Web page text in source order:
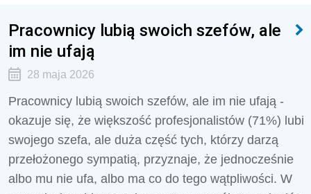
Pracownicy lubią swoich szefów, ale
im nie ufają
28 maja 2026
Pracownicy lubią swoich szefów, ale im nie ufają -
okazuje się, że większość profesjonalistów (71%) lubi
swojego szefa, ale duża część tych, którzy darzą
przełożonego sympatią, przyznaje, że jednocześnie
albo mu nie ufa, albo ma co do tego wątpliwości. W